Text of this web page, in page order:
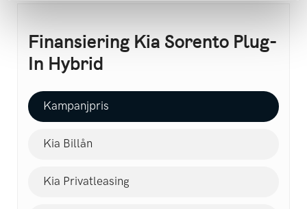
Finansiering Kia Sorento Plug-
In Hybrid
Kampanjpris
Kia Billån
Kia Privatleasing